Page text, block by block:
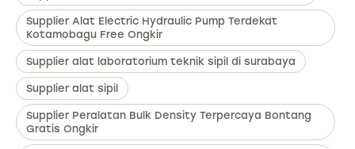
Supplier Alat Electric Hydraulic Pump Terdekat
Kotamobagu Free Ongkir
Supplier alat laboratorium teknik sipil di surabaya
Supplier alat sipil
Supplier Peralatan Bulk Density Terpercaya Bontang
Gratis Ongkir